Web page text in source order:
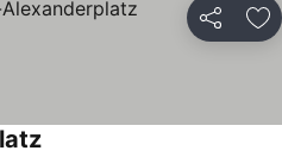
Bagikan